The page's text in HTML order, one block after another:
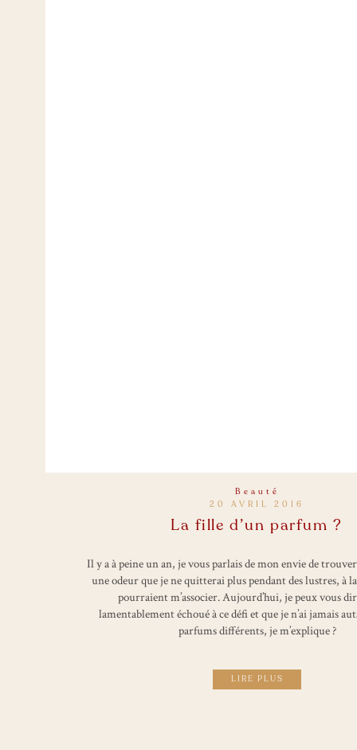
LIRE PLUS
Il y a à peine un an, je vous parlais de mon envie de
une odeur que je ne quitterai plus pendant des lustres, à
pourraient m’associer. Aujourd’hui, je peux vous
lamentablement échoué à ce défi et que je n’ai jamais
parfums différents, je m’explique ?
20 AVRIL 2016
La fille d’un parfum ?
Beauté